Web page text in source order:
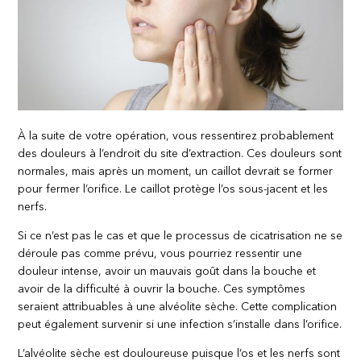
À la suite de votre opération, vous ressentirez probablement
des douleurs à l’endroit du site d’extraction. Ces douleurs sont
normales, mais après un moment, un caillot devrait se former
pour fermer l’orifice. Le caillot protège l’os sous-jacent et les
nerfs.
Si ce n’est pas le cas et que le processus de cicatrisation ne se
déroule pas comme prévu, vous pourriez ressentir une
douleur intense, avoir un mauvais goût dans la bouche et
avoir de la difficulté à ouvrir la bouche. Ces symptômes
seraient attribuables à une alvéolite sèche. Cette complication
peut également survenir si une infection s’installe dans l’orifice.
L’alvéolite sèche est douloureuse puisque l’os et les nerfs sont